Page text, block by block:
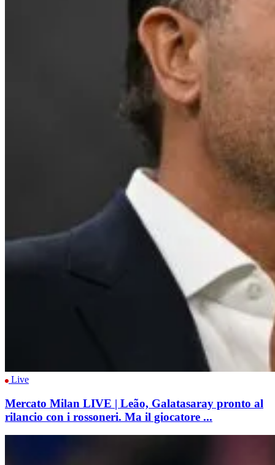
Live
Mercato Milan LIVE | Leão, Galatasaray pronto al
rilancio con i rossoneri. Ma il giocatore ...